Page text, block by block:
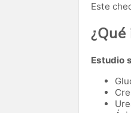
Este
Estudio